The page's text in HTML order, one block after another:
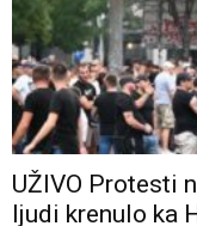
UŽIVO Protesti
ljudi krenulo ka